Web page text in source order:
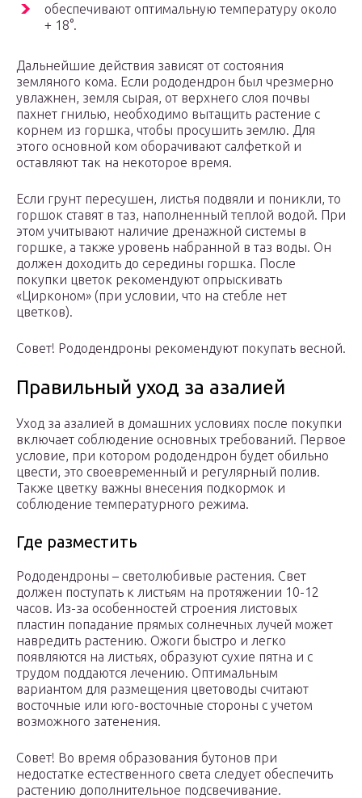
обеспечивают оптимальную температуру около
+ 18°.
Дальнейшие действия зависят от состояния
земляного кома. Если рододендрон был чрезмерно
увлажнен, земля сырая, от верхнего слоя почвы
пахнет гнилью, необходимо вытащить растение с
корнем из горшка, чтобы просушить землю. Для
этого основной ком оборачивают салфеткой и
оставляют так на некоторое время.
Если грунт пересушен, листья подвяли и поникли, то
горшок ставят в таз, наполненный теплой водой. При
этом учитывают наличие дренажной системы в
горшке, а также уровень набранной в таз воды. Он
должен доходить до середины горшка. После
покупки цветок рекомендуют опрыскивать
«Цирконом» (при условии, что на стебле нет
цветков).
Совет! Рододендроны рекомендуют покупать весной.
Правильный уход за азалией
Уход за азалией в домашних условиях после покупки
включает соблюдение основных требований. Первое
условие, при котором рододендрон будет обильно
цвести, это своевременный и регулярный полив.
Также цветку важны внесения подкормок и
соблюдение температурного режима.
Где разместить
Рододендроны – светолюбивые растения. Свет
должен поступать к листьям на протяжении 10-12
часов. Из-за особенностей строения листовых
пластин попадание прямых солнечных лучей может
навредить растению. Ожоги быстро и легко
появляются на листьях, образуют сухие пятна и с
трудом поддаются лечению. Оптимальным
вариантом для размещения цветоводы считают
восточные или юго-восточные стороны с учетом
возможного затенения.
Совет! Во время образования бутонов при
недостатке естественного света следует обеспечить
растению дополнительное подсвечивание.